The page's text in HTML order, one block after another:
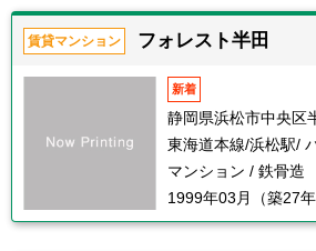
賃貸マンション フォレスト半田
新着
静岡県浜松市中央区
東海道本線/浜松駅/
マンション / 鉄骨造
1999年03月（築27年